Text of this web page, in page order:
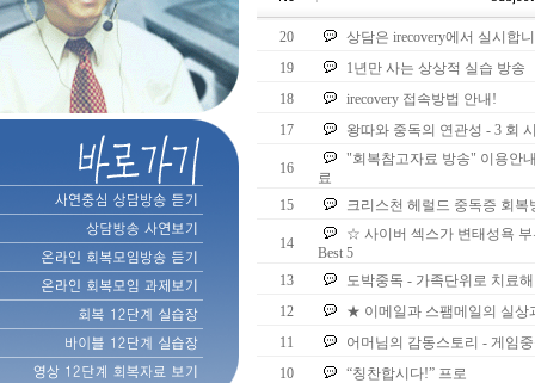
20
상담은 irecovery에서 실시합
19
1년만 사는 상상적 실습 방송
18
irecovery 접속방법 안내!
17
왕따와 중독의 연관성 - 3 회
16
"회복참고자료 방송" 이용안
료
15
크리스천 헤럴드 중독증 회
14
☆ 사이버 섹스가 변태성욕
Best 5
13
도박중독 - 가족단위로 치료
12
★ 이메일과 스팸메일의 실상
11
어머님의 감동스토리 - 게임
10
“칭찬합시다!” 프로